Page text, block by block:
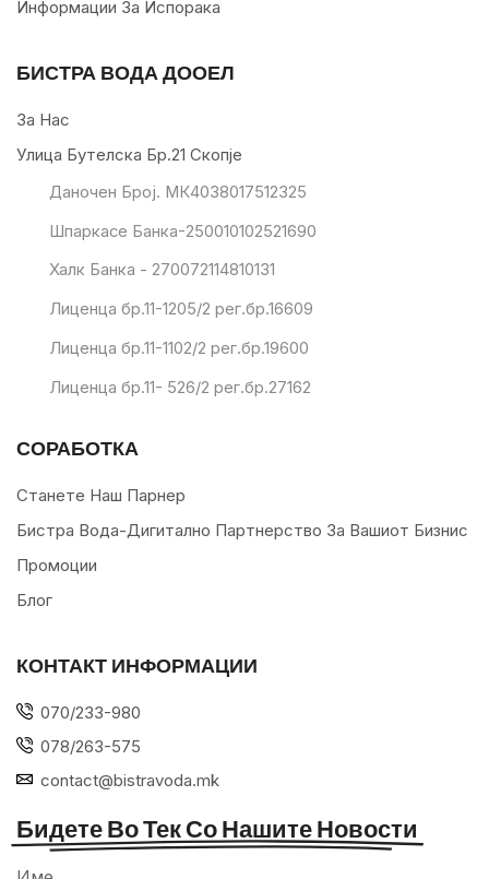
Информации За Испорака
БИСТРА ВОДА ДООЕЛ
За Нас
Улица Бутелска Бр.21 Скопје
Даночен Број. МК4038017512325
Шпаркасе Банка-250010102521690
Халк Банка - 270072114810131
Лиценца бр.11-1205/2 рег.бр.16609
Лиценца бр.11-1102/2 рег.бр.19600
Лиценца бр.11- 526/2 рег.бр.27162
СОРАБОТКА
Станете Наш Парнер
Бистра Вода-Дигитално Партнерство За Вашиот Бизнис
Промоции
Блог
КОНТАКТ ИНФОРМАЦИИ
070/233-980
078/263-575
contact@bistravoda.mk
Бидете Во Тек Со Нашите Новости